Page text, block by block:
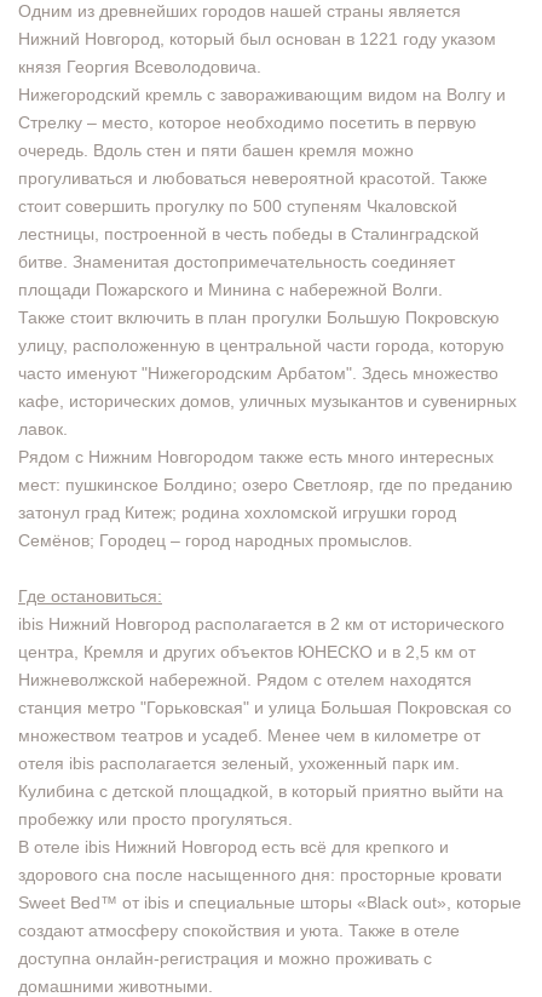
Одним из древнейших городов нашей страны является
Нижний Новгород, который был основан в 1221 году указом
князя Георгия Всеволодовича.
Нижегородский кремль с завораживающим видом на Волгу и
Стрелку – место, которое необходимо посетить в первую
очередь. Вдоль стен и пяти башен кремля можно
прогуливаться и любоваться невероятной красотой. Также
стоит совершить прогулку по 500 ступеням Чкаловской
лестницы, построенной в честь победы в Сталинградской
битве. Знаменитая достопримечательность соединяет
площади Пожарского и Минина с набережной Волги.
Также стоит включить в план прогулки Большую Покровскую
улицу, расположенную в центральной части города, которую
часто именуют "Нижегородским Арбатом". Здесь множество
кафе, исторических домов, уличных музыкантов и сувенирных
лавок.
Рядом с Нижним Новгородом также есть много интересных
мест: пушкинское Болдино; озеро Светлояр, где по преданию
затонул град Китеж; родина хохломской игрушки город
Семёнов; Городец – город народных промыслов.
Где остановиться:
ibis Нижний Новгород располагается в 2 км от исторического
центра, Кремля и других объектов ЮНЕСКО и в 2,5 км от
Нижневолжской набережной. Рядом с отелем находятся
станция метро "Горьковская" и улица Большая Покровская со
множеством театров и усадеб. Менее чем в километре от
отеля ibis располагается зеленый, ухоженный парк им.
Кулибина с детской площадкой, в который приятно выйти на
пробежку или просто прогуляться.
В отеле ibis Нижний Новгород есть всё для крепкого и
здорового сна после насыщенного дня: просторные кровати
Sweet Bed™ от ibis и специальные шторы «Black out», которые
создают атмосферу спокойствия и уюта. Также в отеле
доступна онлайн-регистрация и можно проживать с
домашними животными.